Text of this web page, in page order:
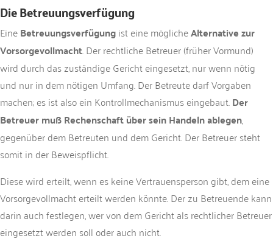
Die Betreuungsverfügung
EineBetreuungsverfügungist eine möglicheAlternative zur
Vorsorgevollmacht. Der rechtliche Betreuer (früher Vormund)
wird durch das zuständige Gericht eingesetzt, nur wenn nötig
und nur in dem nötigen Umfang. Der Betreute darf Vorgaben
machen; es ist also ein Kontrollmechanismus eingebaut.Der
Betreuer muß Rechenschaft über sein Handeln ablegen,
gegenüber dem Betreuten und dem Gericht. Der Betreuer steht
somit in der Beweispflicht.
Diese wird erteilt, wenn es keine Vertrauensperson gibt, dem eine
Vorsorgevollmacht erteilt werden könnte. Der zu Betreuende kann
darin auch festlegen, wer von dem Gericht als rechtlicher Betreuer
eingesetzt werden soll oder auch nicht.